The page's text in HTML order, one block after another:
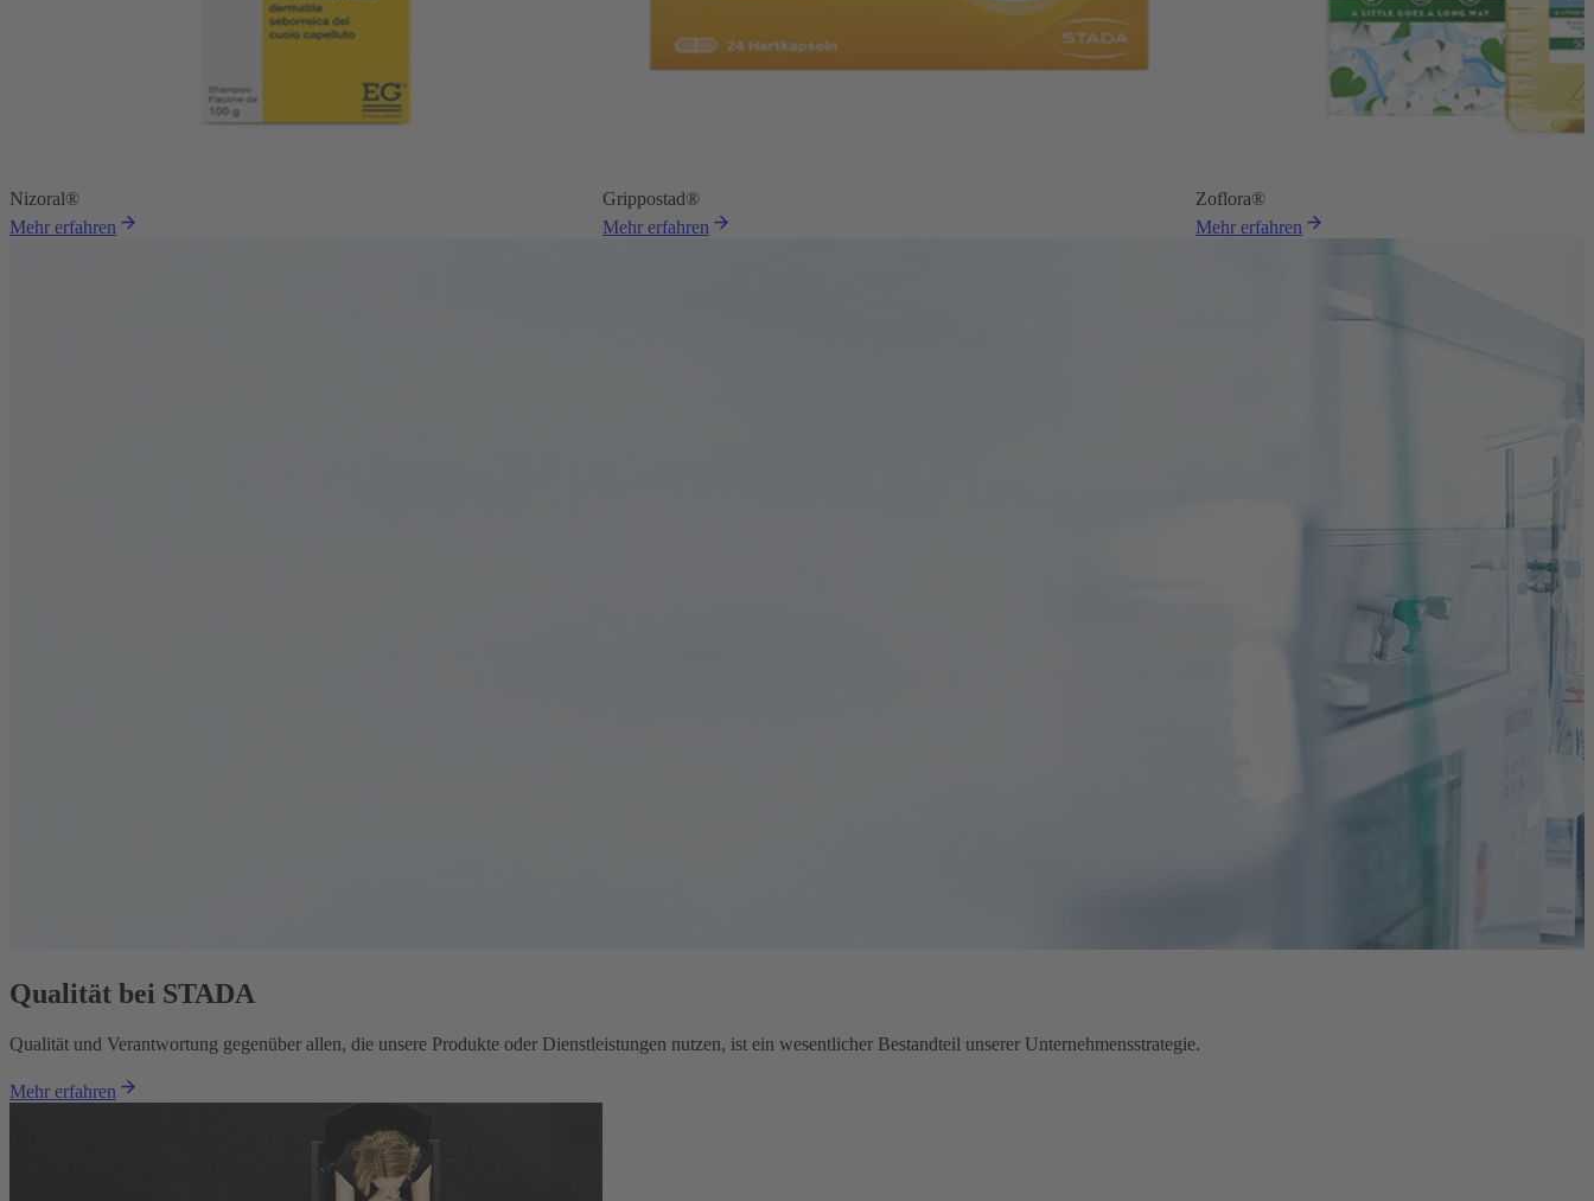
Nizoral®
Mehr erfahren
Grippostad®
Mehr erfahren
Zoflora®
Mehr erfahren
Qualität bei STADA
Qualität und Verantwortung gegenüber allen, die unsere Produkte oder Dienstleistungen nutzen, ist ein wesentlicher Bestandteil unserer Unternehmensstrategie.
Mehr erfahren